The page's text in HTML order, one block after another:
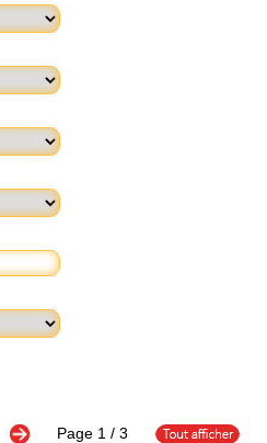
Page 1 / 3